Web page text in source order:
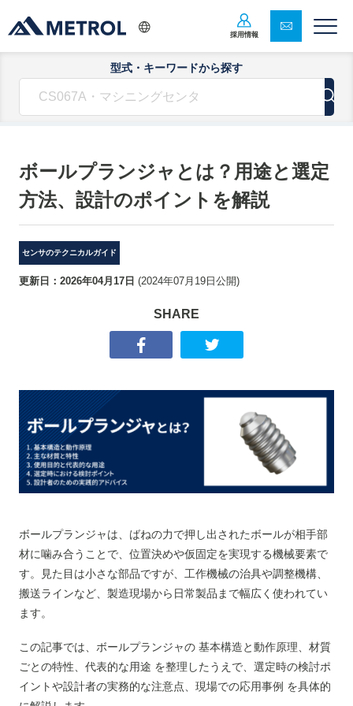
採用情報
型式・キーワードから探す
ボールプランジャとは？用途と選定
方法、設計のポイントを解説
センサのテクニカルガイド
更新日： 2026年04月17日 (2024年07月19日 公開)
SHARE
ボールプランジャは、ばねの力で押し出されたボールが相手部
材に噛み合うことで、位置決めや仮固定を実現する機械要素で
す。見た目は小さな部品ですが、工作機械の治具や調整機構、
搬送ラインなど、製造現場から日常製品まで幅広く使われてい
ます。
この記事では、ボールプランジャの 基本構造と動作原理、材質
ごとの特性、代表的な用途 を整理したうえで、選定時の検討ポ
イントや設計者の実務的な注意点、現場での応用事例 を具体的